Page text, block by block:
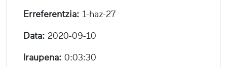
Erreferentzia: 1-haz-27
Data: 2020-09-10
Iraupena: 0:03:30